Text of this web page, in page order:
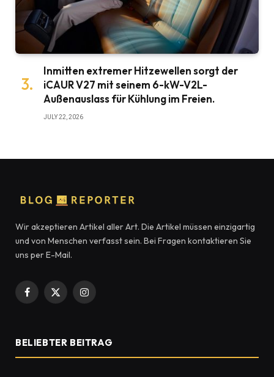
Inmitten extremer Hitzewellen sorgt der
iCAUR V27 mit seinem 6-kW-V2L-
Außenauslass für Kühlung im Freien.
JULY 22, 2026
Wir akzeptieren Artikel aller Art. Die Artikel müssen einzigartig
und von Menschen verfasst sein. Bei Fragen kontaktieren Sie
uns per E-Mail.
Facebook
X
Instagram
BELIEBTER BEITRAG